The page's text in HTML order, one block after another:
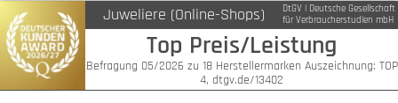
Juweliere (Online-Shops)
DtGV | Deutsche Gesellschaft
für Verbraucherstudien mbH
Top Preis/Leistung
Befragung 05/2026 zu 18 Herstellermarken Auszeichnung: TOP
4, dtgv.de/13402